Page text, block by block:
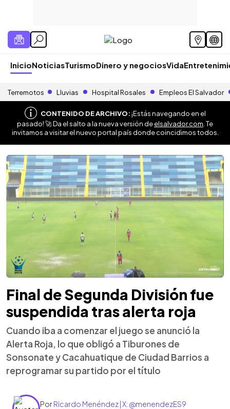
InicioNoticiasTurismoDinero y negociosVida
Terremotos Lluvias Hospital Rosales Empleos El Salvador
CONTENIDO DE ARCHIVO:¡Estás navegando en el
pasado! 🚀 Da el salto a la nueva versión deelsalvador.com . Te
invitamos a visitar el nuevo portal país donde coincidimos todos.
Final de Segunda División fue
suspendida tras alerta roja
Cuando iba a comenzar el juego se anunció la
Alerta Roja, lo que obligó a Tiburones de
Sonsonate y Cacahuatique de Ciudad Barrios a
reprogramar su partido por el título
PorRicardo Menéndez | X: @menendezES9